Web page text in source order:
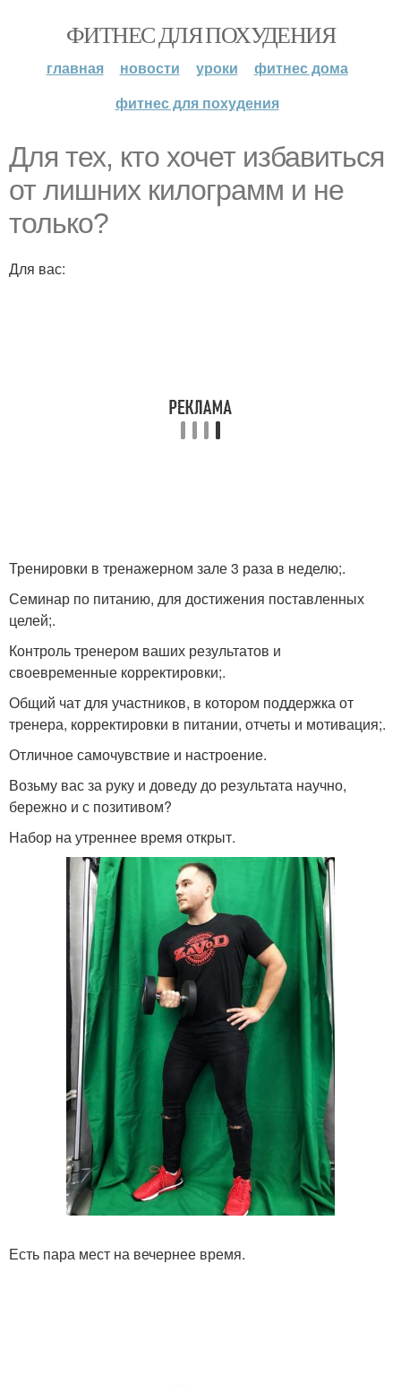
ФИТНЕС ДЛЯ ПОХУДЕНИЯ
главная новости уроки
фитнес дома
фитнес для похудения
Для тех, кто хочет избавиться
от лишних килограмм и не
только?
Для вас:
Тренировки в тренажерном зале 3 раза в неделю;.
Семинар по питанию, для достижения поставленных
целей;.
Контроль тренером ваших результатов и
своевременные корректировки;.
Общий чат для участников, в котором поддержка от
тренера, корректировки в питании, отчеты и мотивация;.
Отличное самочувствие и настроение.
Возьму вас за руку и доведу до результата научно,
бережно и с позитивом?
Набор на утреннее время открыт.
Есть пара мест на вечернее время.